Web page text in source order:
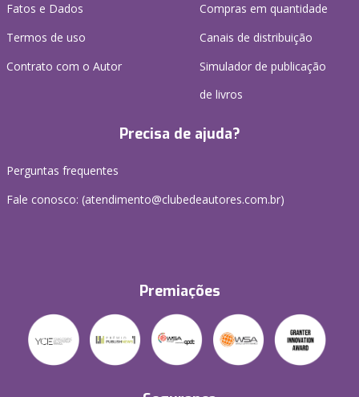
Fatos e Dados
Termos de uso
Contrato com o Autor
Compras em quantidade
Canais de distribuição
Simulador de publicação
de livros
Precisa de ajuda?
Perguntas frequentes
Fale conosco: (atendimento@clubedeautores.com.br)
Premiações